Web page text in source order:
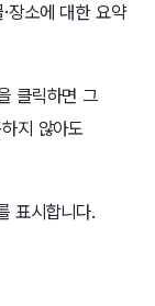
소에 대한 요약
클릭하면 그
지 않아도
표시합니다.